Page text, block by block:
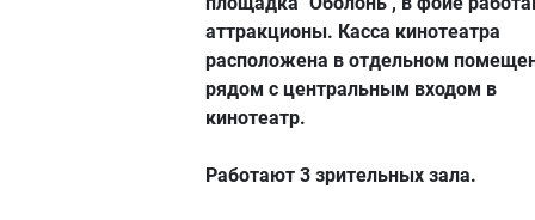
аттракционы. Касса кинотеатра
расположена в отдельном
рядом с центральным входом в
кинотеатр.
Работают 3 зрительных зала.